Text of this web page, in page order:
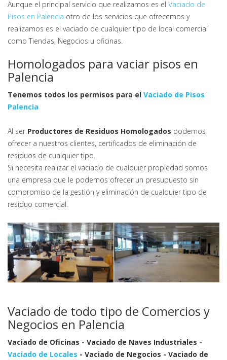
Aunque el principal servicio que realizamos es el Vaciado de
Pisos en Palencia otro de los servicios que ofrecemos y
realizamos es el vaciado de cualquier tipo de local comercial
como Tiendas, Negocios u oficinas.
Homologados para vaciar pisos en
Palencia
Tenemos todos los permisos para el Vaciado de Pisos
Palencia
Al ser Productores de Residuos Homologados podemos
ofrecer a nuestros clientes, certificados de eliminación de
residuos de cualquier tipo.
Si necesita realizar el vaciado de cualquier propiedad somos
una empresa que le podemos ofrecer un presupuesto sin
compromiso de la gestión y eliminación de cualquier tipo de
residuo comercial.
Vaciado de todo tipo de Comercios y
Negocios en Palencia
Vaciado de Oficinas - Vaciado de Naves Industriales -
Vaciado de Locales - Vaciado de Negocios - Vaciado de